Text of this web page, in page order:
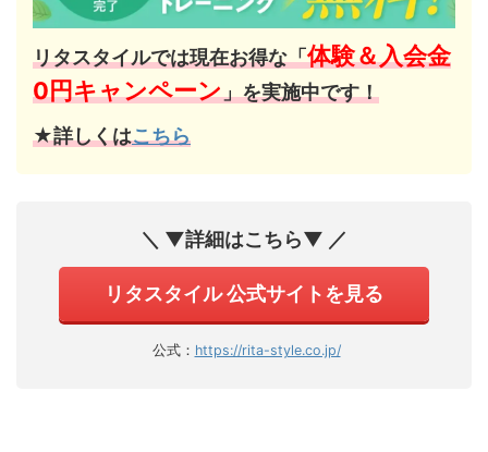
リタスタイルでは現在お得な「体験＆入会金
0円キャンペーン」を実施中です！
★詳しくはこちら
＼ ▼詳細はこちら▼ ／
リタスタイル 公式サイトを見る
公式： https://rita-style.co.jp/